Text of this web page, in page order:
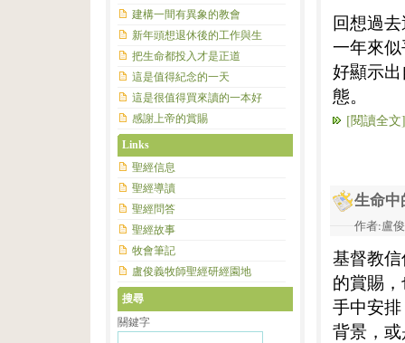
回想過
一年來
好顯示
態。
[閱讀全文]
生命中
作者:盧
基督教
的賞賜
手中安
背景，
建構一間有異象的教會
新年頭想退休後的工作與生
把生命都投入才是正道
這是值得紀念的一天
這是很值得買來讀的一本好
感謝上帝的賞賜
Links
聖經信息
聖經導讀
聖經問答
聖經故事
牧會筆記
盧俊義牧師聖經研經園地
搜尋
關鍵字